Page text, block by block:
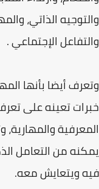
والتوجيه الذاتي،
والتفاعل الإجتماعي .
وتعرف أيضا بأنها
خبرات تعينه على
المعرفية
يمكنه من التعامل
فيه ويتعايش معه.